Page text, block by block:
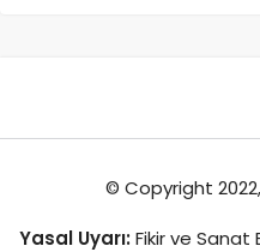
© Copyright 2022,
Yasal Uyarı:Fikir ve Sanat